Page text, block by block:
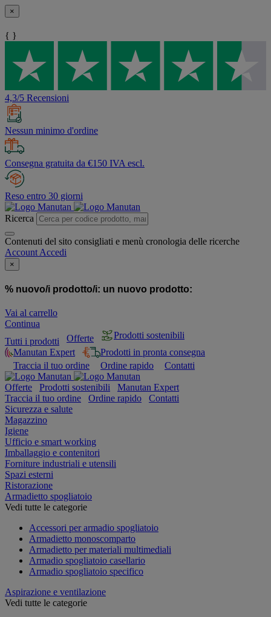
×
{ }
4,3/5 Recensioni
Nessun minimo d'ordine
Consegna gratuita da €150 IVA escl.
Reso entro 30 giorni
Ricerca
Contenuti del sito consigliati e menù cronologia delle ricerche
Account Accedi
×
% nuovo/i prodotto/i: un nuovo prodotto:
Vai al carrello
Continua
Tutti i prodotti
Offerte
Prodotti sostenibili
Manutan Expert
Prodotti in pronta consegna
Traccia il tuo ordine
Ordine rapido Contatti
Offerte Prodotti sostenibili
Manutan Expert
Traccia il tuo ordine
Ordine rapido
Contatti
Sicurezza e salute
Magazzino
Igiene
Ufficio e smart working
Imballaggio e contenitori
Forniture industriali e utensili
Spazi esterni
Ristorazione
Armadietto spogliatoio
Vedi tutte le categorie
Accessori per armadio spogliatoio
Armadietto monoscomparto
Armadietto per materiali multimediali
Armadio spogliatoio casellario
Armadio spogliatoio specifico
Aspirazione e ventilazione
Vedi tutte le categorie